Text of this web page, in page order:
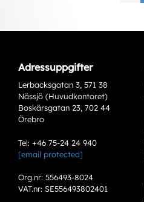
Adressuppgifter
Lerbacksgatan 3, 571 38
Nässjö (Huvudkontoret)
Boskärsgatan 23, 702 44
Örebro
Tel: +46 75-24 24 940
[email protected]
Org.nr: 556493-8024
VAT.nr: SE556493802401